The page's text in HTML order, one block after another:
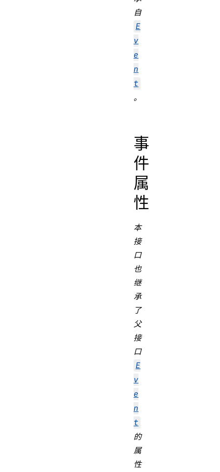
自
E
v
e
n
t
。
事
件
属
性
本
接
口
也
继
承
了
父
接
口
E
v
e
n
t
的
属
性